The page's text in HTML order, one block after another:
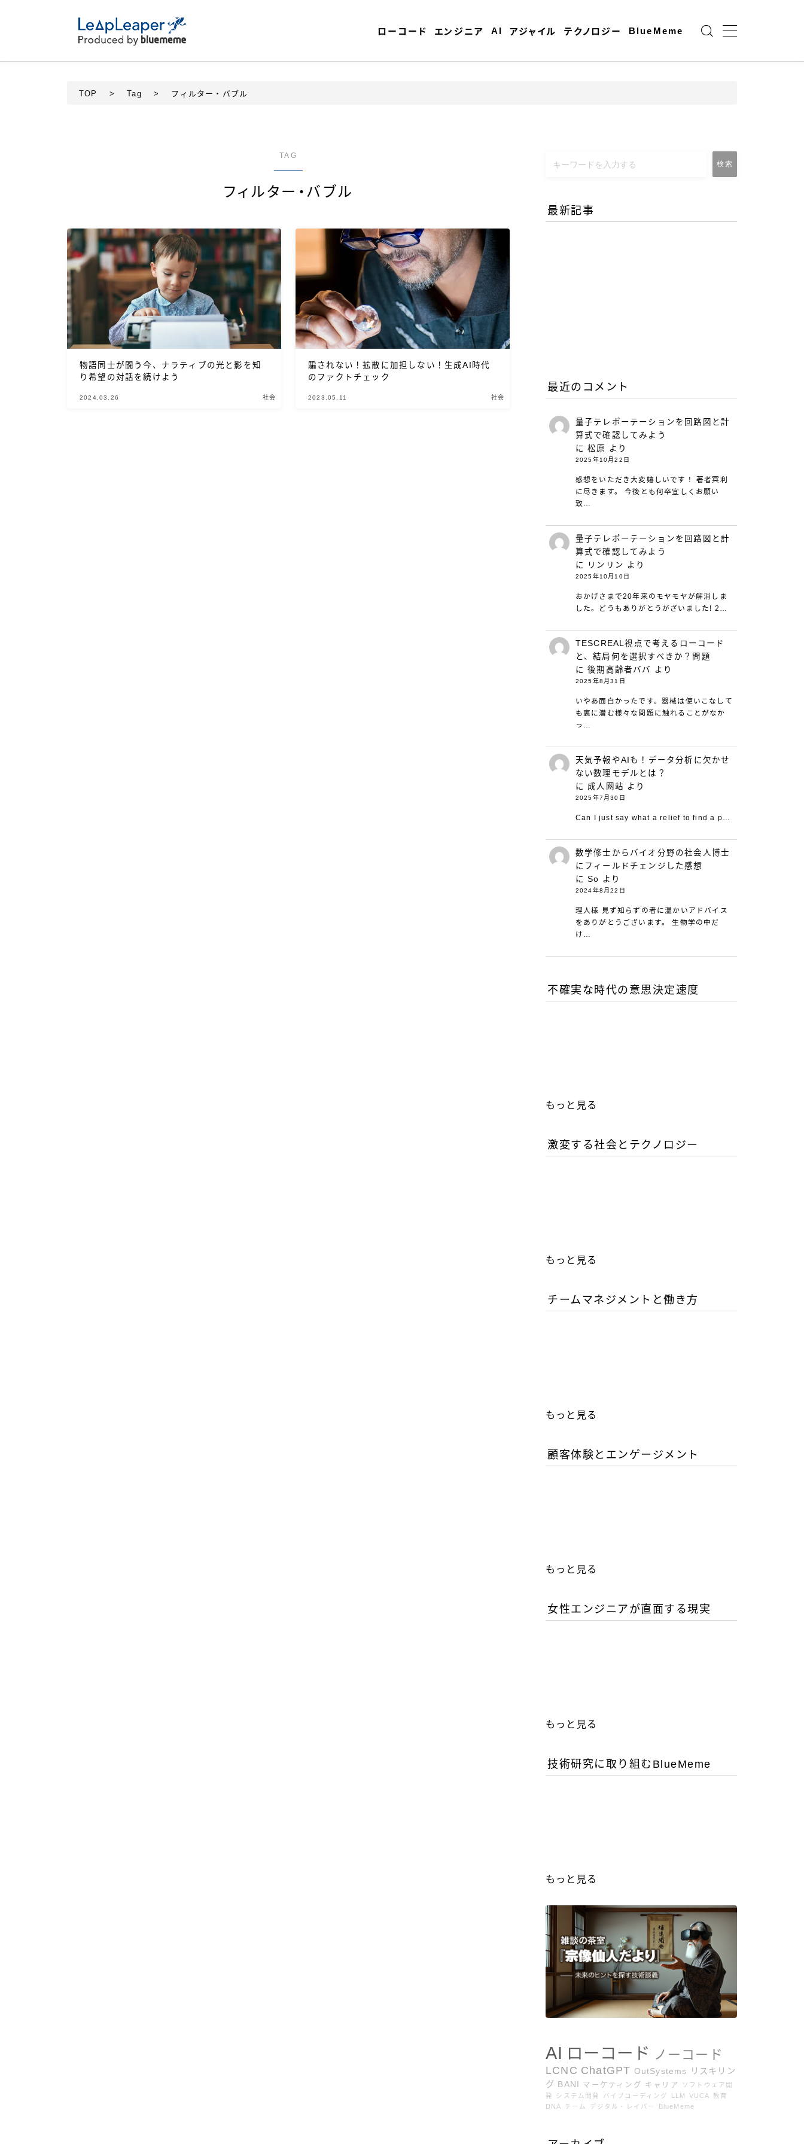
ローコード エンジニア AI アジャイル テクノロジー BlueMeme
AI
BlueMeme
TOP > Tag > フィルター・バブル
TAG
フィルター・バブル
物語同士が闘う今、ナラティブの光と影を知
り希望の対話を続けよう
2024.03.26 社会
騙されない！拡散に加担しない！生成AI時代
のファクトチェック
2023.05.11 社会
検索
最新記事
最近のコメント
量子テレポーテーションを回路図と計
算式で確認してみよう
に松原 より
2025年10月22日
感想をいただき大変嬉しいです！ 著者冥利
に尽きます。 今後とも何卒宜しくお願い
致…
量子テレポーテーションを回路図と計
算式で確認してみよう
に
リンリン より
2025年10月10日
おかげさまで20年来のモヤモヤが解消しま
した。どうもありがとうがざいました! 2…
TESCREAL視点で考えるローコード
と、結局何を選択すべきか？問題
に後期高齢者ババ より
2025年8月31日
いやあ面白かったです。器械は使いこなして
も裏に潜む様々な問題に触れることがなか
っ…
天気予報やAIも！データ分析に欠かせ
ない数理モデルとは？
に 成人网站 より
2025年7月30日
Can I just say what a relief to find a p…
数学修士からバイオ分野の社会人博士
にフィールドチェンジした感想
にSo より
2024年8月22日
理人様 見ず知らずの者に温かいアドバイス
をありがとうございます。 生物学の中だ
け…
不確実な時代の意思決定速度
もっと見る
激変する社会とテクノロジー
もっと見る
チームマネジメントと働き方
もっと見る
顧客体験とエンゲージメント
もっと見る
女性エンジニアが直面する現実
もっと見る
技術研究に取り組むBlueMeme
もっと見る
AI ローコード ノーコード
LCNC ChatGPT OutSystems
リスキリン
グ BANI マーケティング キャリア
ソフトウェア開
発
システム開発 バイブコーディング LLM VUCA
教育
DNA
チーム デジタル・レイバー BlueMeme